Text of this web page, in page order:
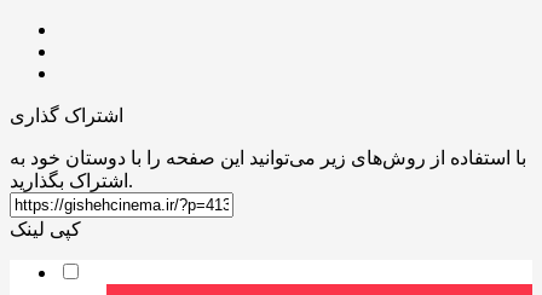
اشتراک گذاری
با استفاده از روش‌های زیر می‌توانید این صفحه را با دوستان خود به
اشتراک بگذارید.
کپی لینک